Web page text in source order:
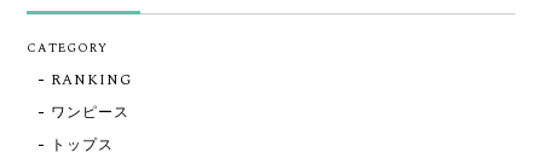
CATEGORY
RANKING
ワンピース
トップス